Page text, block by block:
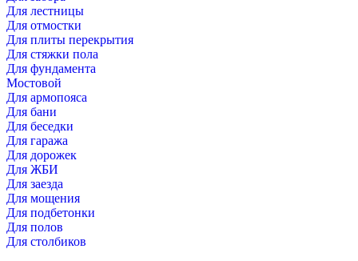
Для лестницы
Для отмостки
Для плиты перекрытия
Для стяжки пола
Для фундамента
Мостовой
Для армопояса
Для бани
Для беседки
Для гаража
Для дорожек
Для ЖБИ
Для заезда
Для мощения
Для подбетонки
Для полов
Для столбиков